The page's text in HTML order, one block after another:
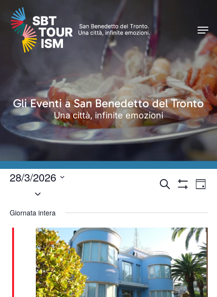
Skip
main
content
Gli Eventi a San Benedetto del Tronto
Una città, infinite emozioni
Eventi
e
viste
Cerca
28/3/2026
Seleziona
Giornata intera